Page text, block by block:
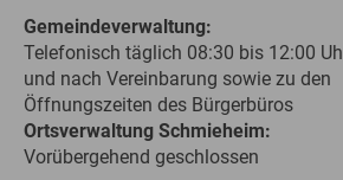
Gemeindeverwaltung:
Telefonisch täglich 08:30 bis 12:00
und nach Vereinbarung sowie zu den
Öffnungszeiten des Bürgerbüros
Ortsverwaltung Schmieheim:
Vorübergehend geschlossen